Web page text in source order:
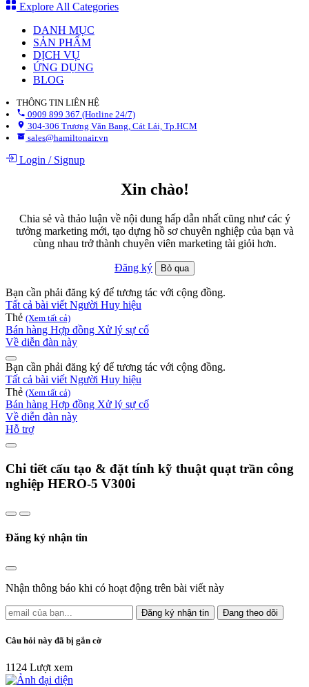
Explore All Categories
DANH MỤC
SẢN PHẨM
DỊCH VỤ
ỨNG DỤNG
BLOG
THÔNG TIN LIÊN HỆ
0909 899 367 (Hotline 24/7)
304-306 Trương Văn Bang, Cát Lái, Tp.HCM
sales@hamiltonair.vn
Login /Signup
Xin chào!
Chia sẻ và thảo luận về nội dung hấp dẫn nhất cũng như các ý
tưởng marketing mới, tạo dựng hồ sơ chuyên nghiệp của bạn và
cùng nhau trở thành chuyên viên marketing tài giỏi hơn.
Đăng ký Bỏ qua
Bạn cần phải đăng ký để tương tác với cộng đồng.
Tất cả bài viết Người Huy hiệu
Thẻ (Xem tất cả)
Bán hàng Hợp đồng Xử lý sự cố
Về diễn đàn này
Bạn cần phải đăng ký để tương tác với cộng đồng.
Tất cả bài viết Người Huy hiệu
Thẻ (Xem tất cả)
Bán hàng Hợp đồng Xử lý sự cố
Về diễn đàn này
Hỗ trợ
Chi tiết cấu tạo & đặt tính kỹ thuật quạt trần công
nghiệp HERO-5 V300i
Đăng ký nhận tin
Nhận thông báo khi có hoạt động trên bài viết này
Đăng ký nhận tin Đang theo dõi
Câu hỏi này đã bị gắn cờ
1124 Lượt xem